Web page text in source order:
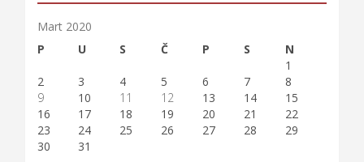
Mart 2020
P
U S Č P S
N
1
2
3 4 5 6 7
8
9
10 11 12 13 14
15
16
17 18 19 20 21
22
23
24 25 26 27 28
29
30
31